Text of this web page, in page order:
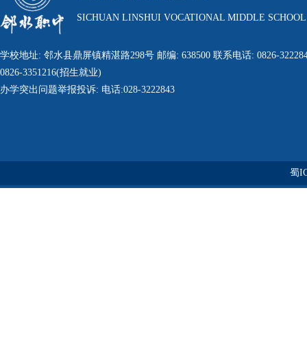
SICHUAN LINSHUI VOCATIONAL MIDDLE SCHOOL
学校地址: 邻水县鼎屏镇精湛路298号 邮编: 638500 联系电话: 0826-
0826-3351216(招生就业)
办学突出问题举报投诉: 电话:028-3222843
蜀